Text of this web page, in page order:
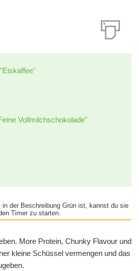
Vollmilchschokolade"
in der Beschreibung Grün ist, kannst du sie
Timer zu starten.
More Protein, Chunky Flavour und
kleine Schüssel vermengen und das